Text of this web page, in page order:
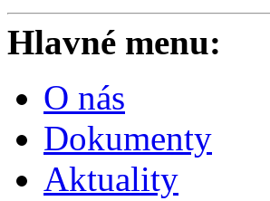
Hlavné menu:
O nás
Dokumenty
Aktuality